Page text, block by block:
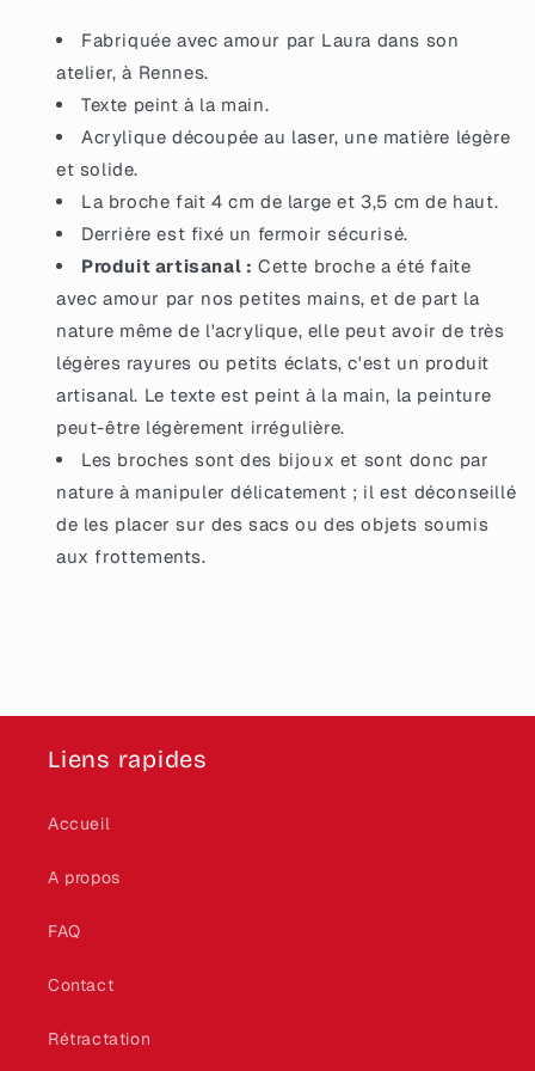
de
rouges
et
roses
de
rouges
et
roses
Fabriquée avec amour par Laura dans son
atelier, à Rennes.
Texte peint à la main.
Acrylique découpée au laser, une matière légère
et solide.
La broche fait 4 cm de large et 3,5 cm de haut.
Derrière est fixé un fermoir sécurisé.
Produit artisanal : Cette broche a été faite
avec amour par nos petites mains, et de part la
nature même de l'acrylique, elle peut avoir de très
légères rayures ou petits éclats, c'est un produit
artisanal. Le texte est peint à la main, la peinture
peut-être légèrement irrégulière.
Les broches sont des bijoux et sont donc par
nature à manipuler délicatement ; il est déconseillé
de les placer sur des sacs ou des objets soumis
aux frottements.
Liens rapides
Accueil
A propos
FAQ
Contact
Rétractation